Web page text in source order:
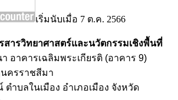
เริ่มนับเมื่อ 7 ต.ค. 2566
สารวิทยาศาสตร์และนวัตกรรมเชิงพื้นที่
อาคารเฉลิมพระเกียรติ (อาคาร 9)
ครราชสีมา
ำบลในเมือง อำเภอเมือง จังหวัด